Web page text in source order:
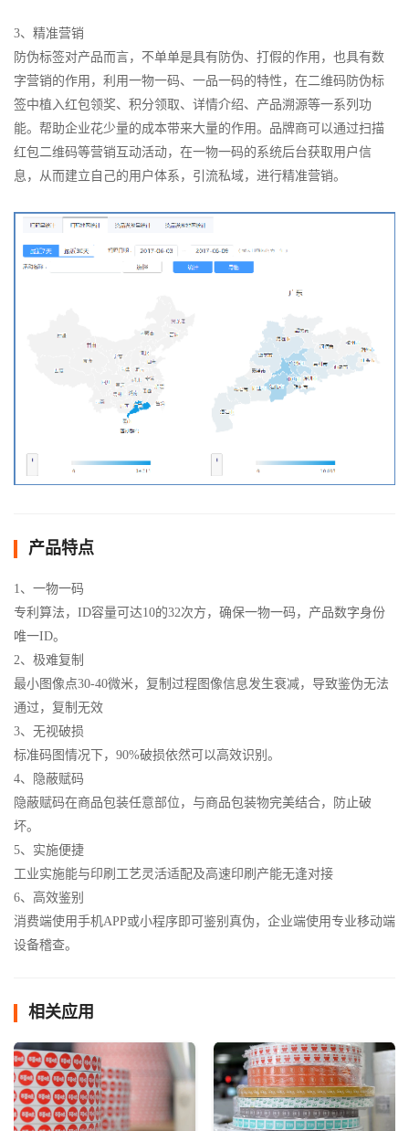
3、精准营销
防伪标签对产品而言，不单单是具有防伪、打假的作用，也具有数
字营销的作用，利用一物一码、一品一码的特性，在二维码防伪标
签中植入红包领奖、积分领取、详情介绍、产品溯源等一系列功
能。帮助企业花少量的成本带来大量的作用。品牌商可以通过扫描
红包二维码等营销互动活动，在一物一码的系统后台获取用户信
息，从而建立自己的用户体系，引流私域，进行精准营销。
产品特点
1、一物一码
专利算法，ID容量可达10的32次方，确保一物一码，产品数字身份
唯一ID。
2、极难复制
最小图像点30-40微米，复制过程图像信息发生衰减，导致鉴伪无法
通过，复制无效
3、无视破损
标准码图情况下，90%破损依然可以高效识别。
4、隐蔽赋码
隐蔽赋码在商品包装任意部位，与商品包装物完美结合，防止破
坏。
5、实施便捷
工业实施能与印刷工艺灵活适配及高速印刷产能无逢对接
6、高效鉴别
消费端使用手机APP或小程序即可鉴别真伪，企业端使用专业移动端
设备稽查。
相关应用